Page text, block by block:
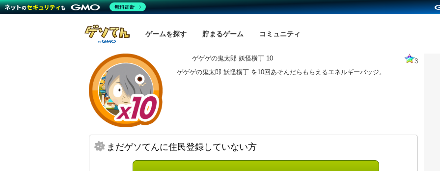
ゲームを探す 貯まるゲーム コミュニティ
ゲゲゲの鬼太郎 妖怪横丁 10
3
ゲゲゲの鬼太郎 妖怪横丁 を10回あそんだらもらえるエネルギーバッジ。
まだゲソてんに住民登録していない方
無料診断